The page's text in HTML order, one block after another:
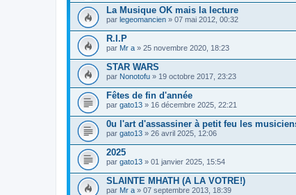
La Musique OK mais la lecture
par legeomancien » 07 mai 2012, 00:32
R.I.P
par Mr a » 25 novembre 2020, 18:23
STAR WARS
par Nonotofu » 19 octobre 2017, 23:23
Fêtes de fin d'année
par gato13 » 16 décembre 2025, 22:21
0u l'art d'assassiner à petit feu les
par gato13 » 26 avril 2025, 12:06
2025
par gato13 » 01 janvier 2025, 15:54
SLAINTE MHATH (A LA VOTRE!)
par Mr a » 07 septembre 2013, 18:39